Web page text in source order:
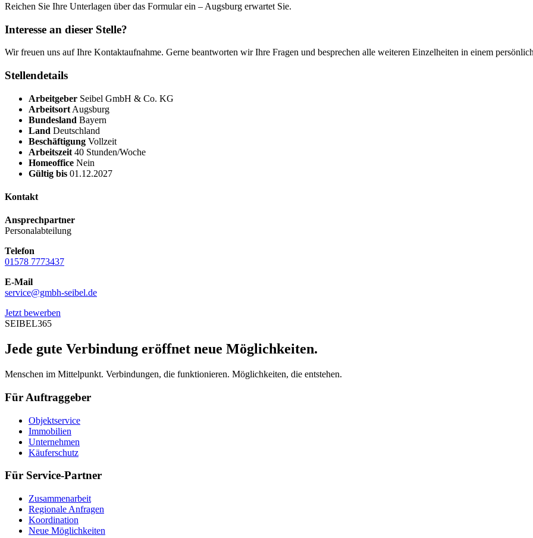
Reichen Sie Ihre Unterlagen über das Formular ein – Augsburg erwartet Sie.
Interesse an dieser Stelle?
Wir freuen uns auf Ihre Kontaktaufnahme. Gerne beantworten wir Ihre Fragen und besprechen alle weiteren Einzelheiten in einem
Stellendetails
Arbeitgeber Seibel GmbH & Co. KG
Arbeitsort Augsburg
Bundesland Bayern
Land Deutschland
Beschäftigung Vollzeit
Arbeitszeit 40 Stunden/Woche
Homeoffice Nein
Gültig bis 01.12.2027
Kontakt
Ansprechpartner
Personalabteilung
Telefon
01578 7773437
E-Mail
service@gmbh-seibel.de
Jetzt bewerben
SEIBEL365
Jede gute Verbindung eröffnet neue Möglichkeiten.
Menschen im Mittelpunkt. Verbindungen, die funktionieren. Möglichkeiten, die entstehen.
Für Auftraggeber
Objektservice
Immobilien
Unternehmen
Käuferschutz
Für Service-Partner
Zusammenarbeit
Regionale Anfragen
Koordination
Neue Möglichkeiten